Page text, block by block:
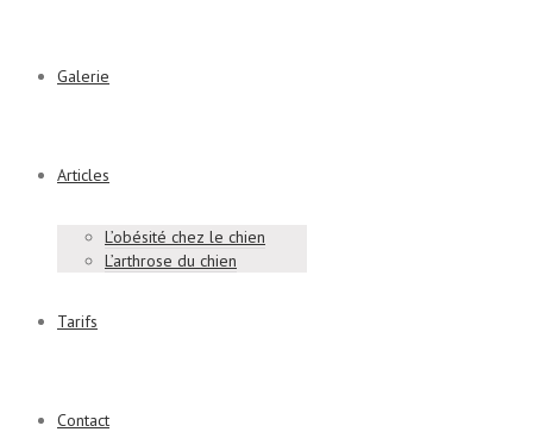
Galerie
Articles
L’obésité chez le chien
L’arthrose du chien
Tarifs
Contact